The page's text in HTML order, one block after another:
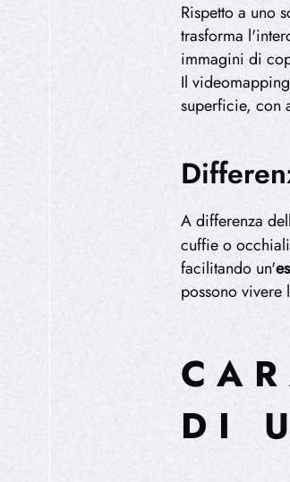
Rispetto a uno
trasforma
immagini di
Il
superficie, con
A differenza
cuffie o
facilitando un'
possono vivere
DI